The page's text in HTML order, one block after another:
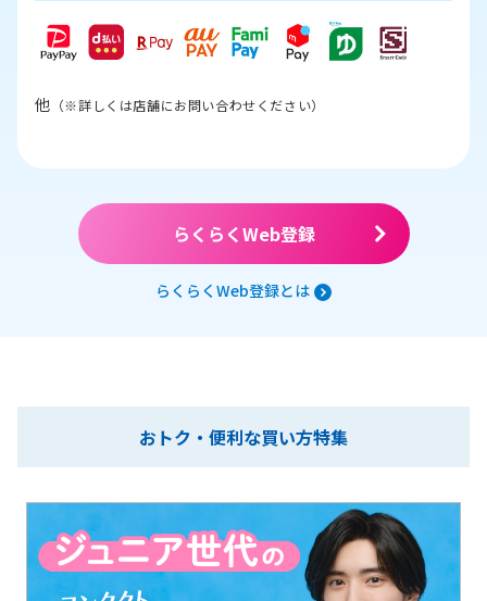
他 （※詳しくは店舗にお問い合わせください）
らくらくWeb登録
らくらくWeb登録とは
おトク・便利な買い方特集